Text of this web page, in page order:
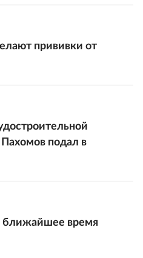
прививки от
подал в
ближайшее время